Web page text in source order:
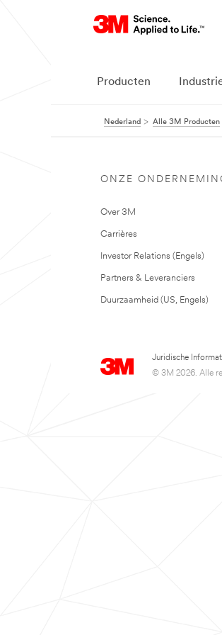
Producten
Nederland Alle 3M Producten
ONZE
Over 3M
Carrières
Investor Relations (Engels)
Partners & Leveranciers
Duurzaamheid (US, Engels)
Juridische
© 3M 2026. Alle